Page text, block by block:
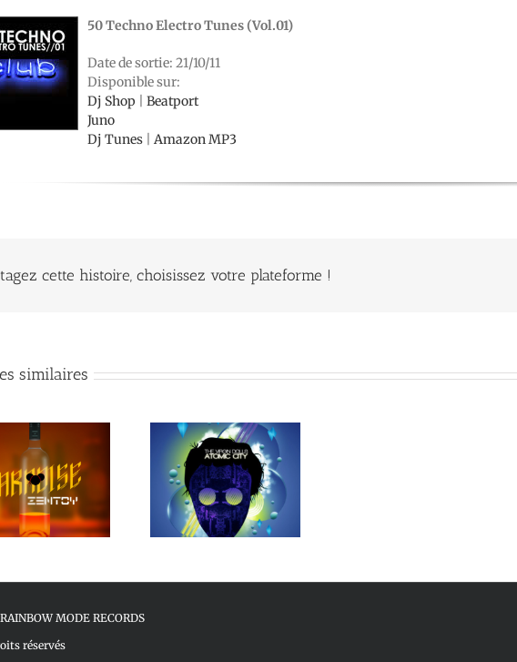
50 Techno Electro Tunes (Vol.01)
Date de sortie: 21/10/11
Disponible sur:
Dj Shop
Beatport
Juno
Dj Tunes
Amazon MP3
cette histoire, choisissez votre plateforme !
similaires
Atomic City (The
Contest) –
Compilations
MODE RECORDS
réservés